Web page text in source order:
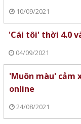
10/09/2021
'Cái tôi' thời 4.0
04/09/2021
'Muôn màu' cảm
online
24/08/2021